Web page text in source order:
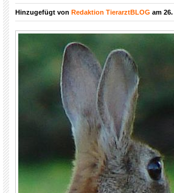
Hinzugefügt von Redaktion TierarztBLOG am